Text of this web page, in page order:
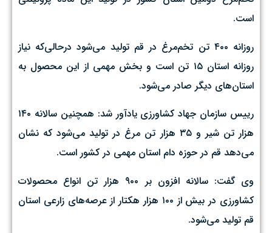
است.
روزانه ۴۰۰ تن تخم‌مرغ در قم تولید می‌شود درحالی‌که نیاز
روزانه استان ۱۵ تن است و بخش مهمی از این محصول به
استان‌های دیگر صادر می‌شود.
رییس سازمان جهاد کشاورزی یادآور شد: همچنین سالانه ۱۴۰
هزار تن شیر و ۳۵ هزار تن مرغ در تولید می‌شود که نشان
می‌دهد قم در حوزه دام استان مهمی در کشور است.
وی گفت: سالانه افزون بر ۹۰۰ هزار تن انواع محصولات
کشاورزی در بیش از ۱۰۰ هزار هکتار از عرصه‌های زارعی استان
قم تولید می‌شود.